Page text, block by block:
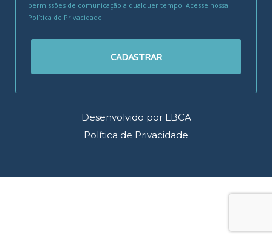
permissões de comunicação a qualquer tempo. Acesse nossa
Política de Privacidade.
CADASTRAR
Desenvolvido por LBCA
Política de Privacidade